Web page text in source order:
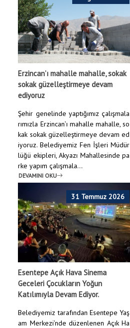
Anasayfa / Haberler
Erzincan’ı mahalle mahalle, sokak
sokak güzelleştirmeye devam
ediyoruz
Şehir genelinde yaptığımız çalışmala
rımızla Erzincan’ı mahalle mahalle, so
kak sokak güzelleştirmeye devam ed
iyoruz. Belediyemiz Fen İşleri Müdür
lüğü ekipleri, Akyazı Mahallesinde pa
rke yapım çalışmala...
DEVAMINI OKU
31 Temmuz 2026
Esentepe Açık Hava Sinema
Geceleri Çocukların Yoğun
Katılımıyla Devam Ediyor.
Belediyemiz tarafından Esentepe Yaş
am Merkezi’nde düzenlenen Açık Ha